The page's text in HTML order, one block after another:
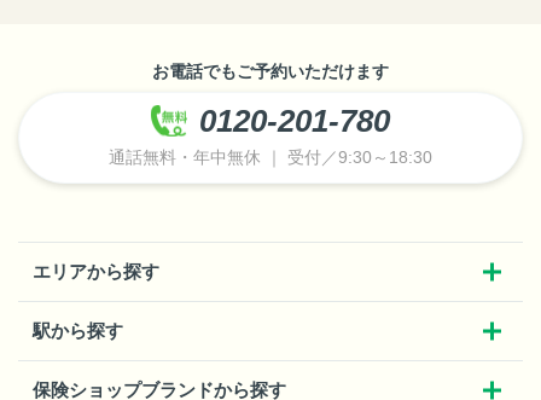
お電話でもご予約いただけます
0120-201-780
通話無料・年中無休 ｜ 受付／9:30～18:30
エリアから探す
駅から探す
保険ショップブランドから探す